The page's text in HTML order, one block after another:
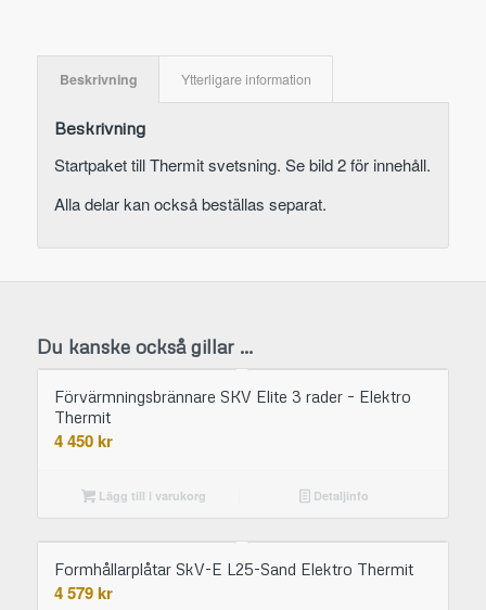
Beskrivning Ytterligare information
Beskrivning
Startpaket till Thermit svetsning. Se bild 2 för innehåll.
Alla delar kan också beställas separat.
Du kanske också gillar …
Förvärmningsbrännare SKV Elite 3 rader – Elektro
Thermit
4 450kr
Lägg till i varukorg Detaljinfo
Formhållarplåtar SkV-E L25-Sand Elektro Thermit
4 579kr